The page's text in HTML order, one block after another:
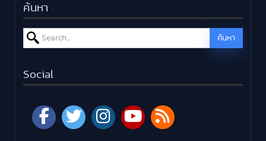
ค้นหา
Search for: ค้นหา
Social